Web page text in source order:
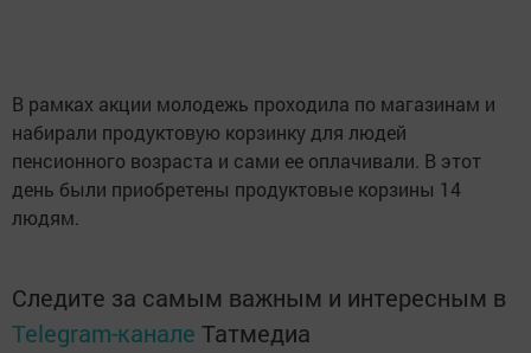
В рамках акции молодежь проходила по магазинам и
набирали продуктовую корзинку для людей
пенсионного возраста и сами ее оплачивали. В этот
день были приобретены продуктовые корзины 14
людям.
Следите за самым важным и интересным в
Telegram-канале Татмедиа